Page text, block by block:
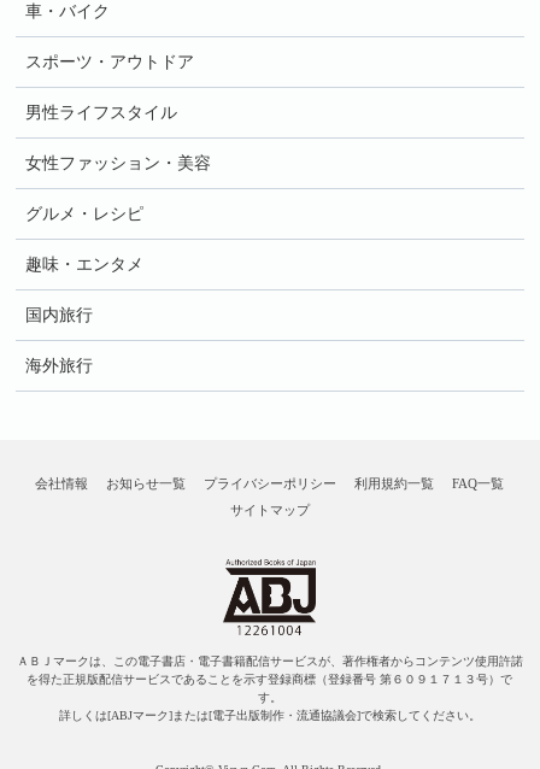
車・バイク
スポーツ・アウトドア
男性ライフスタイル
女性ファッション・美容
グルメ・レシピ
趣味・エンタメ
国内旅行
海外旅行
会社情報 お知らせ一覧 プライバシーポリシー 利用規約一覧
FAQ一覧
サイトマップ
ＡＢＪマークは、この電子書店・電子書籍配信サービスが、著作権者からコンテンツ使用許諾
を得た正規版配信サービスであることを示す登録商標（登録番号 第６０９１７１３号）で
す。
詳しくは[ABJマーク]または[電子出版制作・流通協議会]で検索してください。